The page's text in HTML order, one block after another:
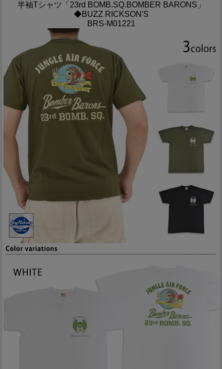
半袖Tシャツ「23rd BOMB.SQ.BOMBER BARONS」
◆BUZZ RICKSON'S
BRS-M01221